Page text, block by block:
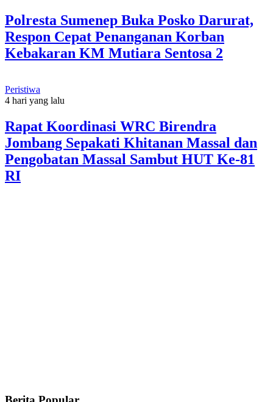
Polresta Sumenep Buka Posko Darurat,
Respon Cepat Penanganan Korban
Kebakaran KM Mutiara Sentosa 2
Peristiwa
4 hari yang lalu
Rapat Koordinasi WRC Birendra
Jombang Sepakati Khitanan Massal dan
Pengobatan Massal Sambut HUT Ke-81
RI